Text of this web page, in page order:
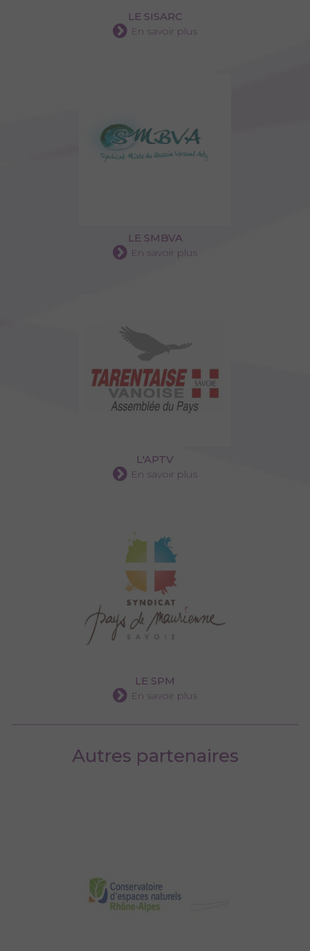
LE SISARC
En savoir plus
LE SMBVA
En savoir plus
L'APTV
En savoir plus
LE SPM
En savoir plus
Autres partenaires